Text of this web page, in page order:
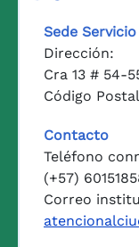
Sede
Dirección:
Cra 13 # 54-
Código
Contacto
Teléfono
(+57)
Correo